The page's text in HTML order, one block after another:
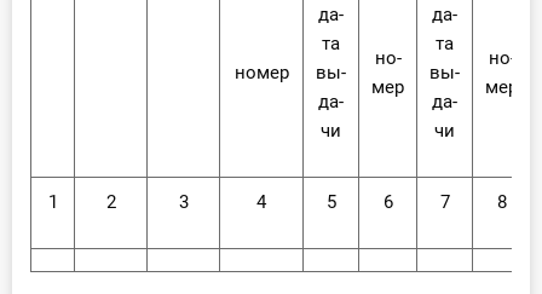
но­мер
да­
та
вы­
да­
чи
но­
мер
да­
та
вы­
да­
чи
но­
мер
1 2 3 4 5 6 7 8